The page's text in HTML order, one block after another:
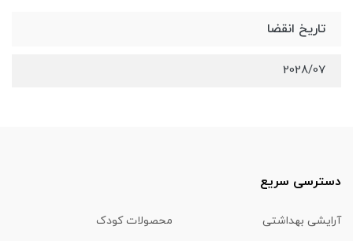
تاریخ انقضا
2028/07
دسترسی سریع
آرایشی بهداشتی محصولات کودک